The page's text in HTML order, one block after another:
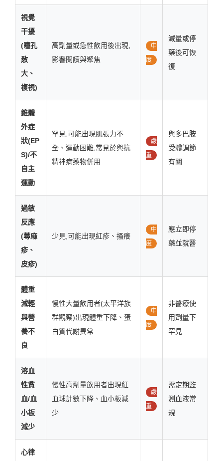
視覺
干擾
(瞳孔
散
大、
複視)
高劑量或急性飲用後出現,
影響閱讀與聚焦
中
度
減量或停
藥後可恢
復
錐體
外症
狀(EP
S)/不
自主
運動
罕見,可能出現肌張力不
全、運動困難,常見於與抗
精神病藥物併用
嚴
重
與多巴胺
受體調節
有關
過敏
反應
(蕁麻
疹、
皮疹)
少見,可能出現紅疹、搔癢
中
度
應立即停
藥並就醫
體重
減輕
與營
養不
良
慢性大量飲用者(太平洋族
群觀察)出現體重下降、蛋
白質代謝異常
中
度
非醫療使
用劑量下
罕見
溶血
性貧
血/血
小板
減少
慢性高劑量飲用者出現紅
血球計數下降、血小板減
少
嚴
重
需定期監
測血液常
規
心律